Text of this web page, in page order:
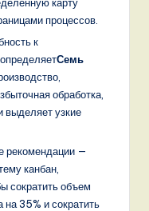
процессов.
к
Семь
обработка,
узкие
рекомендации —
канбан,
сократить объем
на 35% и сократить